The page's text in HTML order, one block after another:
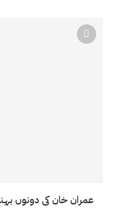
عمران خان کی دونوں